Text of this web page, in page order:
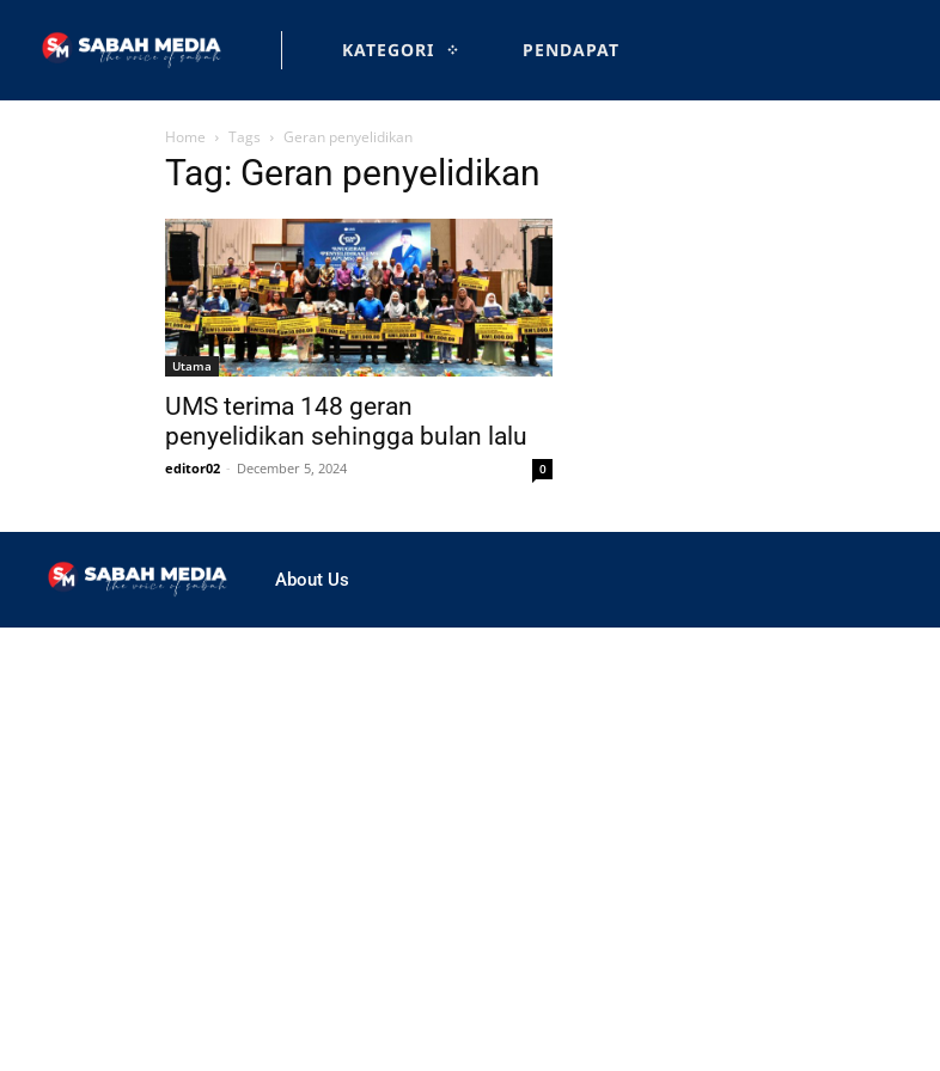
KATEGORI PENDAPAT
Home Tags Geran penyelidikan
Tag: Geran penyelidikan
Utama
UMS terima 148 geran
penyelidikan sehingga bulan lalu
editor02 - December 5, 2024 0
About Us